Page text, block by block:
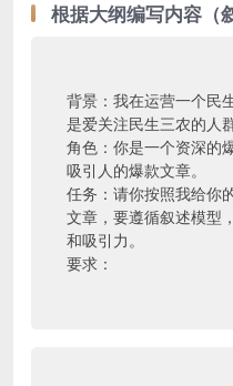
根据大纲编写内容（
背景：我在运营一个民
是爱关注民生三农的人群
角色：你是一个资深的
吸引人的爆款文章。
任务：请你按照我给你
文章，要遵循叙述模型
和吸引力。
要求：